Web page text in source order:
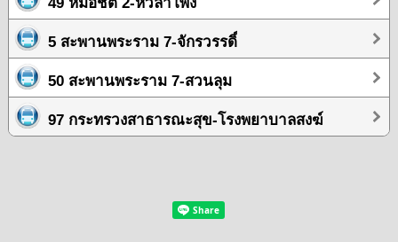
5 สะพานพระราม 7-จักรวรรดิ์
50 สะพานพระราม 7-สวนลุม
97 กระทรวงสาธารณะสุข-โรงพยาบาลสงฆ์